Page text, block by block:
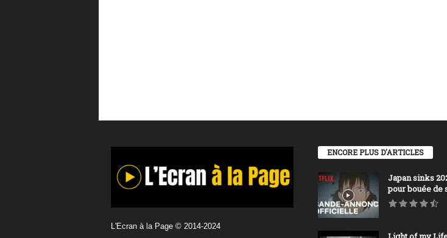
L'Ecran à la Page © 2014-2024
ENCORE PLUS D'ARTICLES
Japan sinks
pour bouée de